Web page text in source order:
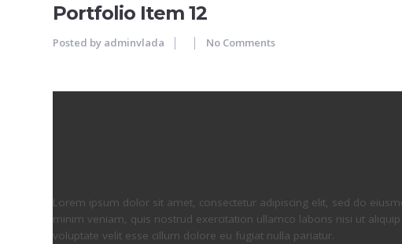
Portfolio Item 12
Posted by adminvlada No Comments
Lorem ipsum dolor sit amet, consectetur adipiscing elit, sed do
minim veniam, quis nostrud exercitation ullamco laboris nisi ut
voluptate velit esse cillum dolore eu fugiat nulla pariatur.